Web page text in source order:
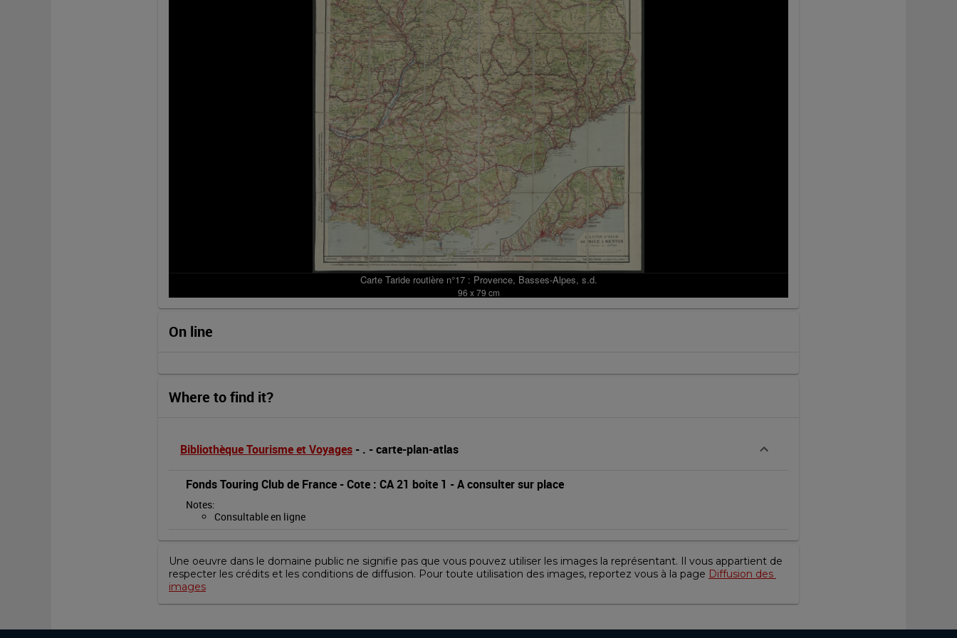
On line
Where to find it?
Bibliothèque Tourisme et Voyages - . - carte-plan-atlas
Fonds Touring Club de France - Cote : CA 21 boite 1 - A consulter sur place
Notes:
Consultable en ligne
Une oeuvre dans le domaine public ne signifie pas que vous pouvez utiliser les images la représentant. Il vous appartient de
respecter les crédits et les conditions de diffusion. Pour toute utilisation des images, reportez vous à la page Diffusion des
images